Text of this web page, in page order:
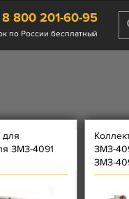
8 800 201-60-95
по России бесплатный
для
ЗМЗ-4091
ЗМЗ-
ЗМЗ-
ЕВРО-3